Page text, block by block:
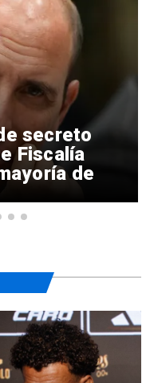
secreto
Fiscalía
de